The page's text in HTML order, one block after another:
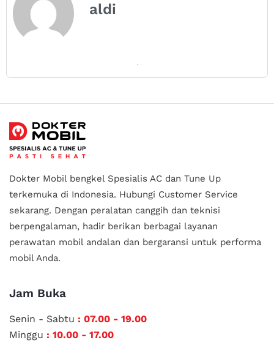
aldi
Dokter Mobil bengkel Spesialis AC dan Tune Up
terkemuka di Indonesia. Hubungi Customer Service
sekarang. Dengan peralatan canggih dan teknisi
berpengalaman, hadir berikan berbagai layanan
perawatan mobil andalan dan bergaransi untuk performa
mobil Anda.
Jam Buka
Senin - Sabtu : 07.00 - 19.00
Minggu : 10.00 - 17.00